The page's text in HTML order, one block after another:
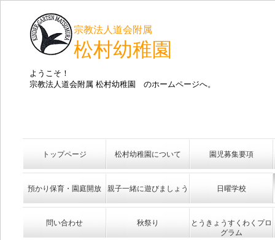
宗教法人道会附属
松村幼稚園
ようこそ！
宗教法人道会附属 松村幼稚園 のホームページへ。
トップページ 松村幼稚園について 園児募集要項
預かり保育・園庭開放 親子一緒に遊びましょう 日曜学校
問い合わせ 秋祭り
とうきょうすくわくプロ
グラム